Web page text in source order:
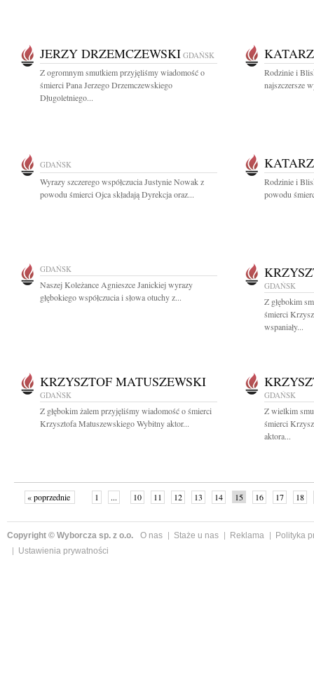
JERZY DRZEMCZEWSKI GDAŃSK
Z ogromnym smutkiem przyjęliśmy wiadomość o
śmierci Pana Jerzego Drzemczewskiego
Długoletniego...
Rodzinie i
najszczersze
GDAŃSK
Wyrazy szczerego współczucia Justynie Nowak z
powodu śmierci Ojca składają Dyrekcja oraz...
Rodzinie i
powodu
GDAŃSK
Naszej Koleżance Agnieszce Janickiej wyrazy
głębokiego współczucia i słowa otuchy z...
GDAŃSK
Z głębokim
śmierci
wspaniały...
KRZYSZTOF MATUSZEWSKI
GDAŃSK
Z głębokim żalem przyjęliśmy wiadomość o śmierci
Krzysztofa Matuszewskiego Wybitny aktor...
GDAŃSK
Z wielkim
śmierci
aktora...
« poprzednie 1 ... 10 11 12 13 14 15 16 17
18
Copyright © Wyborcza sp. z o.o. O nas Staże u nas Reklama
Polityka
Ustawienia prywatności